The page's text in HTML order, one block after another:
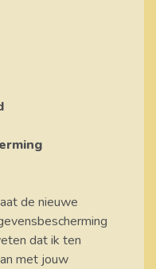
de nieuwe
dat ik ten
met jouw